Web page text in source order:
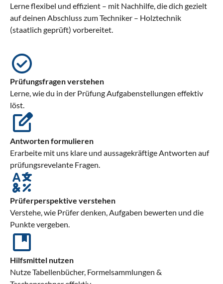
Lerne flexibel und effizient – mit Nachhilfe, die dich gezielt
auf deinen Abschluss zum Techniker – Holztechnik
(staatlich geprüft) vorbereitet.
Prüfungsfragen verstehen
Lerne, wie du in der Prüfung Aufgabenstellungen effektiv
löst.
Antworten formulieren
Erarbeite mit uns klare und aussagekräftige Antworten auf
prüfungsrevelante Fragen.
Prüferperspektive verstehen
Verstehe, wie Prüfer denken, Aufgaben bewerten und die
Punkte vergeben.
Hilfsmittel nutzen
Nutze Tabellenbücher, Formelsammlungen &